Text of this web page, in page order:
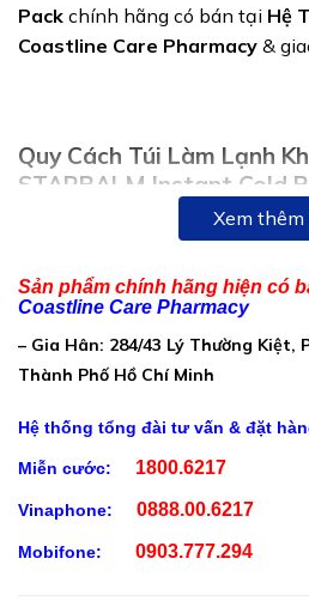
Pack chính hãng có bán tại Hệ
Coastline Care Pharmacy &
Quy Cách Túi Làm Lạnh
STARBALM Instant Cold
Thành Phần Túi Làm Lạnh
STARBALM Instant Cold
Sodium sulfate decahydrate
Ammonium hydrogen sulfate
Sodium bisulfate
Ammonium nitrate
Water
Xem thêm
Sản phẩm chính hãng hiện có
Coastline Care Pharmacy
– Gia Hân: 284/43 Lý Thường Kiệt,
Thành Phố Hồ Chí Minh
Hệ thống tổng đài tư vấn & đặt
Miễn cước: 1800.6217
Vinaphone: 0888.00.6217
Mobifone: 0903.777.294